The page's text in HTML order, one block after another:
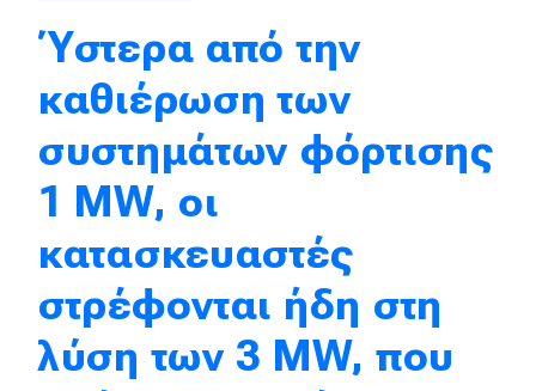
Πρωτότυπα
Ελλάδα
Κόσμος
Τεχνολογία
Ασφάλεια
Αγορά
Απόψεις
Ύστερα από την
καθιέρωση των
συστημάτων φόρτισης
1 MW, οι
κατασκευαστές
στρέφονται ήδη στη
λύση των 3 MW, που